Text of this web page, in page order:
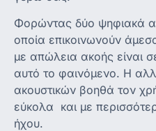
Φορώντας δύο ψηφιακά
οποία επικοινωνούν
με απώλεια ακοής είναι
αυτό το φαινόμενο. Η
ακουστικών βοηθά τον
εύκολα και με
ήχου.